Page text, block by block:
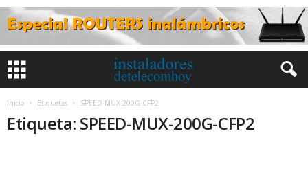
Inicio Etiquetas SPEED-MUX-200G-CFP2
Etiqueta: SPEED-MUX-200G-CFP2